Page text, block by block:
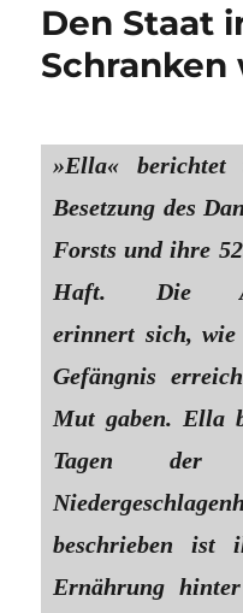
Den Staat
Schranken
»Ella« berichtet
Besetzung des
Forsts und ihre
Haft. Die
erinnert sich,
Gefängnis
Mut gaben. Ella
Tagen der
beschrieben ist
Ernährung